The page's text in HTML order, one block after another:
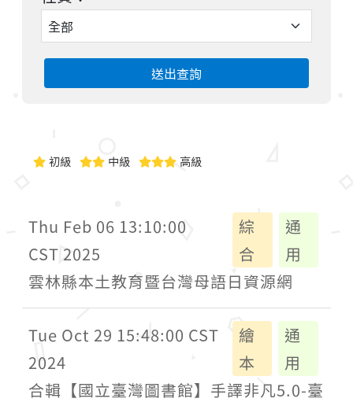
送出查詢
初級 中級 高級
Thu Feb 06 13:10:00
CST 2025
綜
合
通
用
雲林縣本土教育暨台灣母語日資源網
Tue Oct 29 15:48:00 CST
2024
繪
本
通
用
合輯【國立臺灣圖書館】手譯非凡5.0-臺